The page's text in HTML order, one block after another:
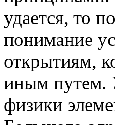
удается, то
понимание
открытиям,
иным путем.
физики